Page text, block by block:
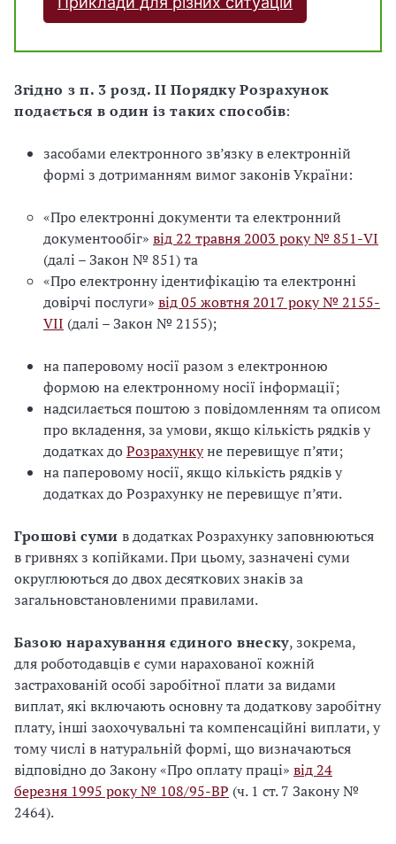
Згідно з п. 3 розд. ІІ Порядку Розрахунок
подається в один із таких способів:
засобами електронного зв’язку в електронній
формі з дотриманням вимог законів України:
«Про електронні документи та електронний
документообіг» від 22 травня 2003 року № 851-VІ
(далі – Закон № 851) та
«Про електронну ідентифікацію та електронні
довірчі послуги» від 05 жовтня 2017 року № 2155-
VІІ (далі – Закон № 2155);
на паперовому носії разом з електронною
формою на електронному носії інформації;
надсилається поштою з повідомленням та описом
про вкладення, за умови, якщо кількість рядків у
додатках доРозрахункуне перевищує п’яти;
на паперовому носії, якщо кількість рядків у
додатках до Розрахунку не перевищує п’яти.
Грошові суми в додатках Розрахунку заповнюються
в гривнях з копійками. При цьому, зазначені суми
округлюються до двох десяткових знаків за
загальновстановленими правилами.
Базою нарахування єдиного внеску, зокрема,
для роботодавців є суми нарахованої кожній
застрахованій особі заробітної плати за видами
виплат, які включають основну та додаткову заробітну
плату, інші заохочувальні та компенсаційні виплати, у
тому числі в натуральній формі, що визначаються
відповідно до Закону «Про оплату праці» від 24
березня 1995 року № 108/95-ВР (ч. 1 ст. 7 Закону №
2464).